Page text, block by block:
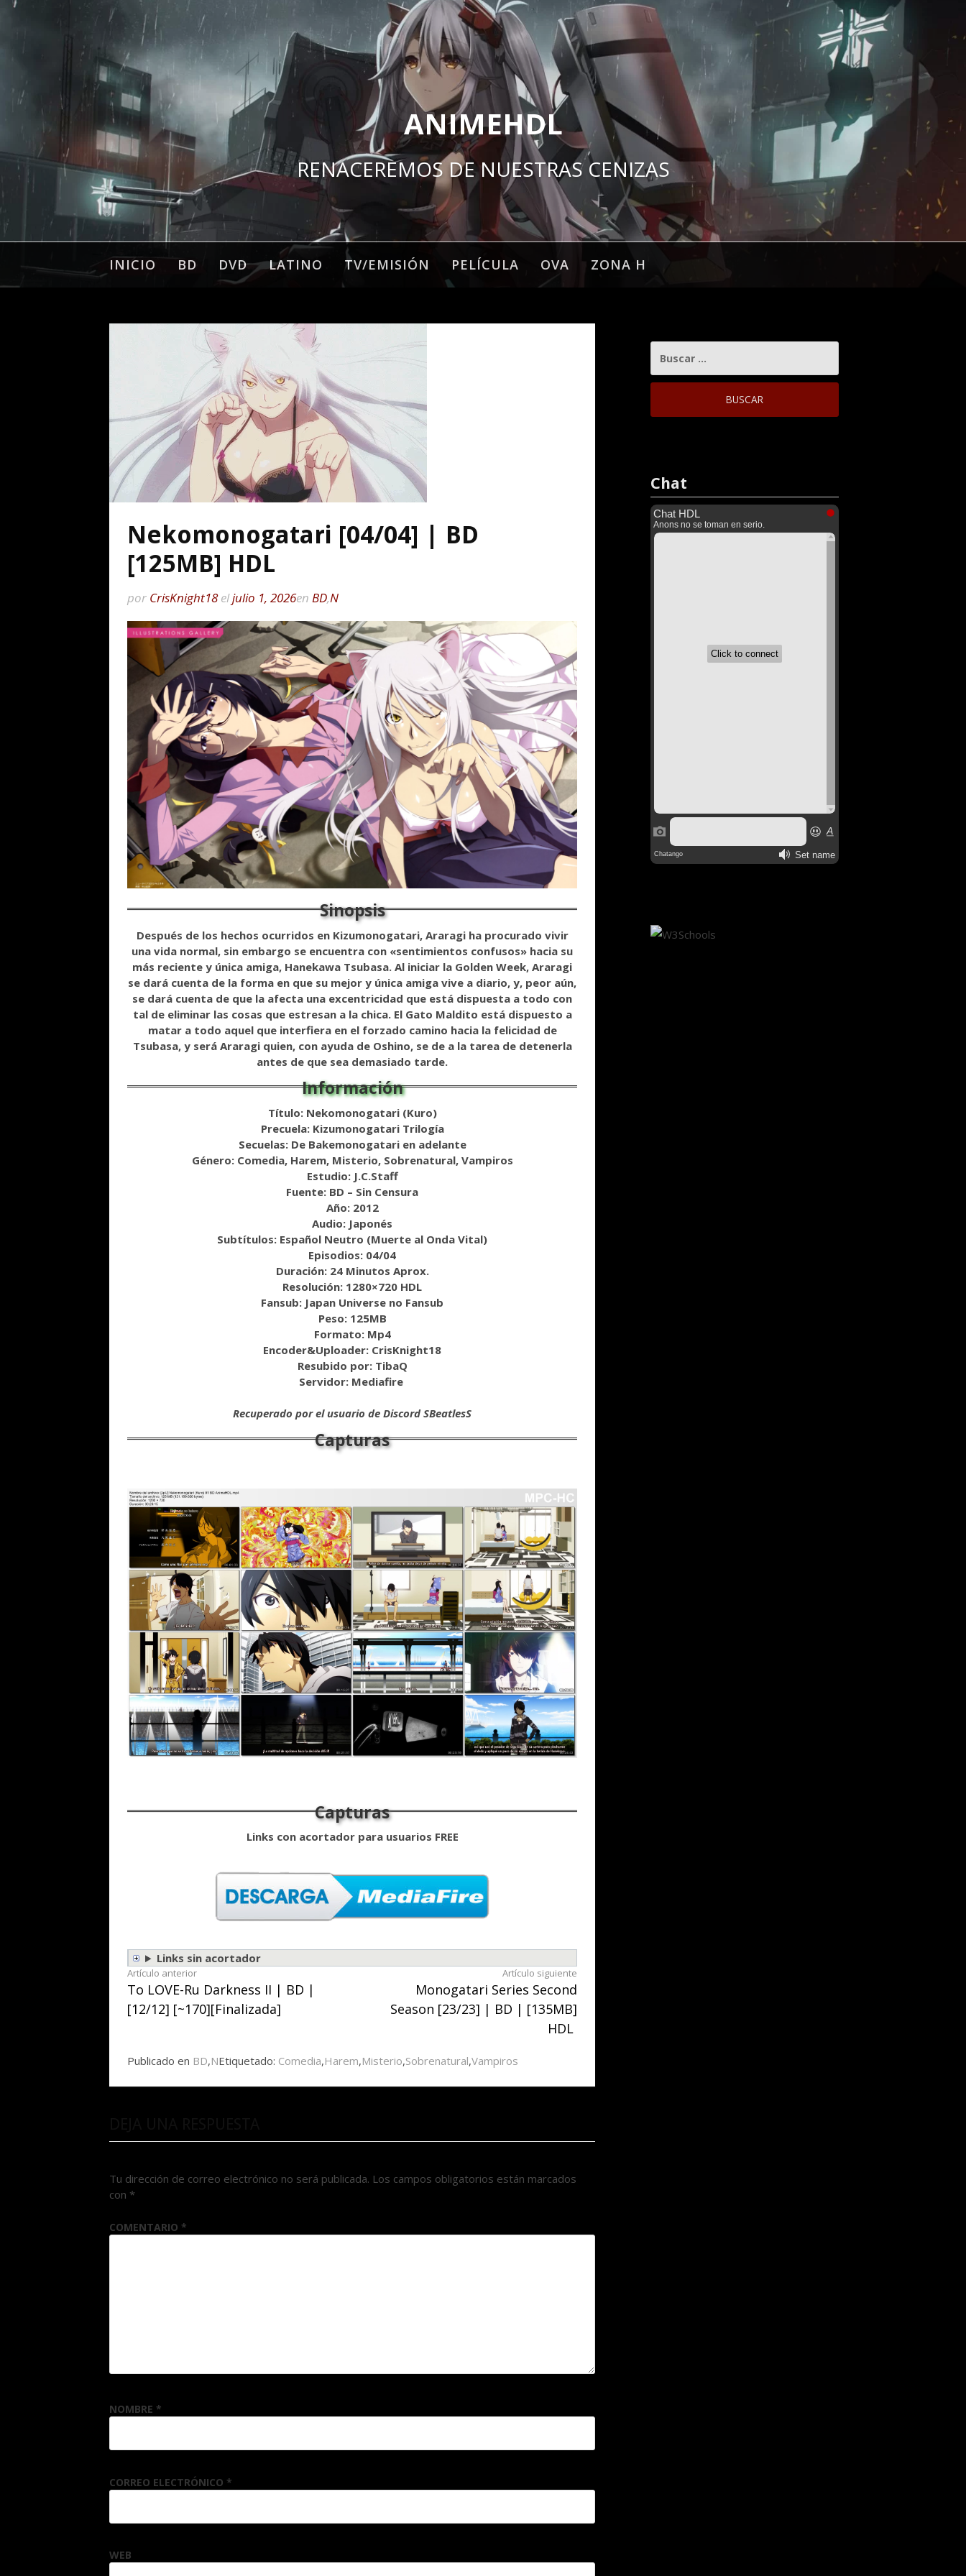
ANIMEHDL
RENACEREMOS DE NUESTRAS CENIZAS
INICIO BD DVD LATINO TV/EMISIÓN PELÍCULA OVA ZONA H
Nekomonogatari [04/04] | BD
[125MB] HDL
por CrisKnight18eljulio 1, 2026en BD,N
Después de los hechos ocurridos en Kizumonogatari, Araragi ha procurado vivir
una vida normal, sin embargo se encuentra con «sentimientos confusos» hacia su
más reciente y única amiga, Hanekawa Tsubasa. Al iniciar la Golden Week, Araragi
se dará cuenta de la forma en que su mejor y única amiga vive a diario, y, peor aún,
se dará cuenta de que la afecta una excentricidad que está dispuesta a todo con
tal de eliminar las cosas que estresan a la chica. El Gato Maldito está dispuesto a
matar a todo aquel que interfiera en el forzado camino hacia la felicidad de
Tsubasa, y será Araragi quien, con ayuda de Oshino, se de a la tarea de detenerla
antes de que sea demasiado tarde.
Título: Nekomonogatari (Kuro)
Precuela: Kizumonogatari Trilogía
Secuelas: De Bakemonogatari en adelante
Género: Comedia, Harem, Misterio, Sobrenatural, Vampiros
Estudio: J.C.Staff
Fuente: BD – Sin Censura
Año: 2012
Audio: Japonés
Subtítulos: Español Neutro (Muerte al Onda Vital)
Episodios: 04/04
Duración: 24 Minutos Aprox.
Resolución: 1280×720 HDL
Fansub: Japan Universe no Fansub
Peso: 125MB
Formato: Mp4
Encoder&Uploader: CrisKnight18
Resubido por: TibaQ
Servidor: Mediafire
Recuperado por el usuario de Discord SBeatlesS
Links con acortador para usuarios FREE
Links sin acortador
Seguir
leyendo
Artículo anterior
To LOVE-Ru Darkness II | BD |
[12/12] [~170][Finalizada]
Artículo siguiente
Monogatari Series Second
Season [23/23] | BD | [135MB]
HDL
Publicado en BD,NEtiquetado: Comedia,Harem,Misterio,Sobrenatural,Vampiros
Tu dirección de correo electrónico no será publicada. Los campos obligatorios están marcados
con *
COMENTARIO *
NOMBRE *
CORREO ELECTRÓNICO *
WEB
Chat